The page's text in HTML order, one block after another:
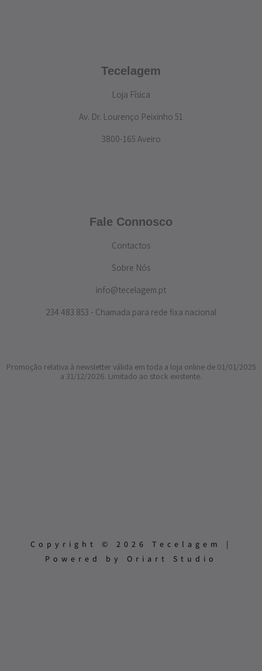
Tecelagem
Loja Física
Av. Dr. Lourenço Peixinho 51
3800-165 Aveiro
Fale Connosco
Contactos
Sobre Nós
info@tecelagem.pt
234 483 853 - Chamada para rede fixa nacional
Promoção relativa à newsletter válida em toda a loja online de 01/01/2025
a 31/12/2026. Limitado ao stock existente.
Copyright © 2026 Tecelagem |
Powered by Oriart Studio